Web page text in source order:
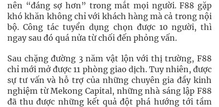
nên “đáng sợ hơn” trong mắt mọi người. F88 gặp
khó khăn không chỉ với khách hàng mà cả trong nội
bộ. Công tác tuyển dụng chọn được 10 người, thì
ngay sau đó quá nửa từ chối đến phỏng vấn.
Sau chặng đường 3 năm vật lộn với thị trường, F88
chỉ mới mở được 11 phòng giao dịch. Tuy nhiên, được
sự tư vấn và hỗ trợ của những chuyên gia đầy kinh
nghiệm từ Mekong Capital, những nhà sáng lập F88
đã thu được những kết quả đột phá hướng tới tầm